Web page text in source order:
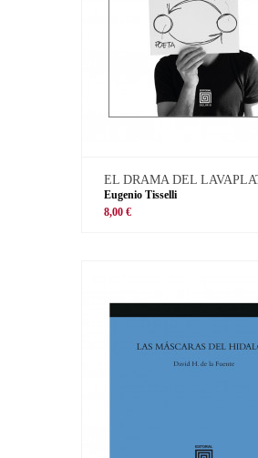
EL DRAMA DEL
Eugenio Tisselli
8,00 €